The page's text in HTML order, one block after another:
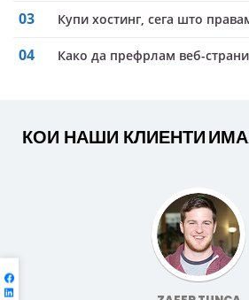
03 купи хостинг, сега што
04 Како да префрлам веб-
КОИ НАШИ КЛИЕНТИ